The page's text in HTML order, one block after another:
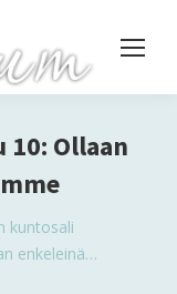
Ollaan
kuntosali
enkeleinä…